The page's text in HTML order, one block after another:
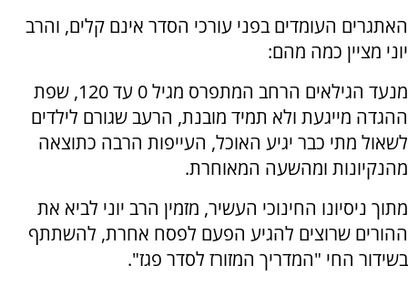
האתגרים העומדים בפני עורכי הסדר אינם קלים, והרב
יוני מציין כמה מהם:
מנעד הגילאים הרחב המתפרס מגיל 0 עד 120, שפת
ההגדה מייגעת ולא תמיד מובנת, הרעב שגורם לילדים
לשאול מתי כבר יגיע האוכל, העייפות הרבה כתוצאה
מהנקיונות ומהשעה המאוחרת.
מתוך ניסיונו החינוכי העשיר, מזמין הרב יוני לביא את
ההורים שרוצים להגיע הפעם לפסח אחרת, להשתתף
בשידור החי "המדריך המזורז לסדר פגז".